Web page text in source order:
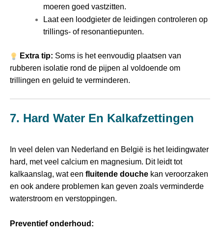
moeren goed vastzitten.
Laat een loodgieter de leidingen controleren op
trillings- of resonantiepunten.
Extra tip: Soms is het eenvoudig plaatsen van
rubberen isolatie rond de pijpen al voldoende om
trillingen en geluid te verminderen.
7. Hard Water En Kalkafzettingen
In veel delen van Nederland en België is het leidingwater
hard, met veel calcium en magnesium. Dit leidt tot
kalkaanslag, wat een fluitende douche kan veroorzaken
en ook andere problemen kan geven zoals verminderde
waterstroom en verstoppingen.
Preventief onderhoud: